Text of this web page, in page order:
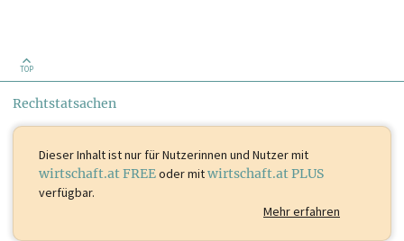
TOP
Rechtstatsachen
Dieser Inhalt istnur für Nutzerinnen und Nutzer mit
wirtschaft.at FREEoder mitwirtschaft.at PLUS
verfügbar.
Mehr erfahren